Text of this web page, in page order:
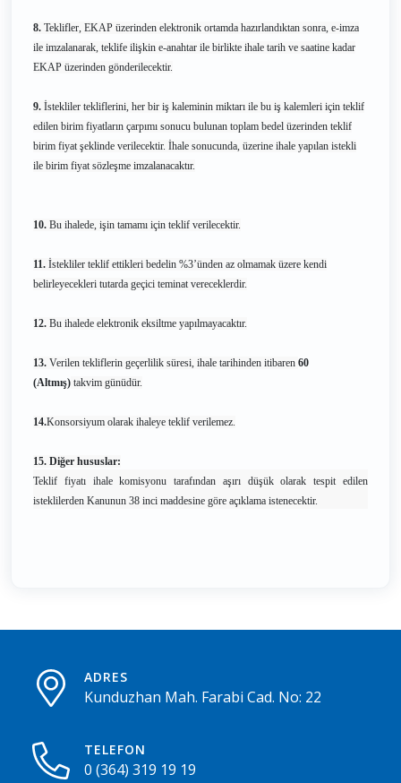
8. Teklifler, EKAP üzerinden elektronik ortamda hazırlandıktan sonra, e-imza
ile imzalanarak, teklife ilişkin e-anahtar ile birlikte ihale tarih ve saatine kadar
EKAP üzerinden gönderilecektir.
9. İstekliler tekliflerini, her bir iş kaleminin miktarı ile bu iş kalemleri için teklif
edilen birim fiyatların çarpımı sonucu bulunan toplam bedel üzerinden teklif
birim fiyat şeklinde verilecektir. İhale sonucunda, üzerine ihale yapılan istekli
ile birim fiyat sözleşme imzalanacaktır.
10. Bu ihalede, işin tamamı için teklif verilecektir.
11. İstekliler teklif ettikleri bedelin %3’ünden az olmamak üzere kendi
belirleyecekleri tutarda geçici teminat vereceklerdir.
12. Bu ihalede elektronik eksiltme yapılmayacaktır.
13. Verilen tekliflerin geçerlilik süresi, ihale tarihinden itibaren 60
(Altmış) takvim günüdür.
14.Konsorsiyum olarak ihaleye teklif verilemez.
15. Diğer hususlar:
Teklif fiyatı ihale komisyonu tarafından aşırı düşük olarak tespit edilen
isteklilerden Kanunun 38 inci maddesine göre açıklama istenecektir.
ADRES
Kunduzhan Mah. Farabi Cad. No: 22
TELEFON
0 (364) 319 19 19